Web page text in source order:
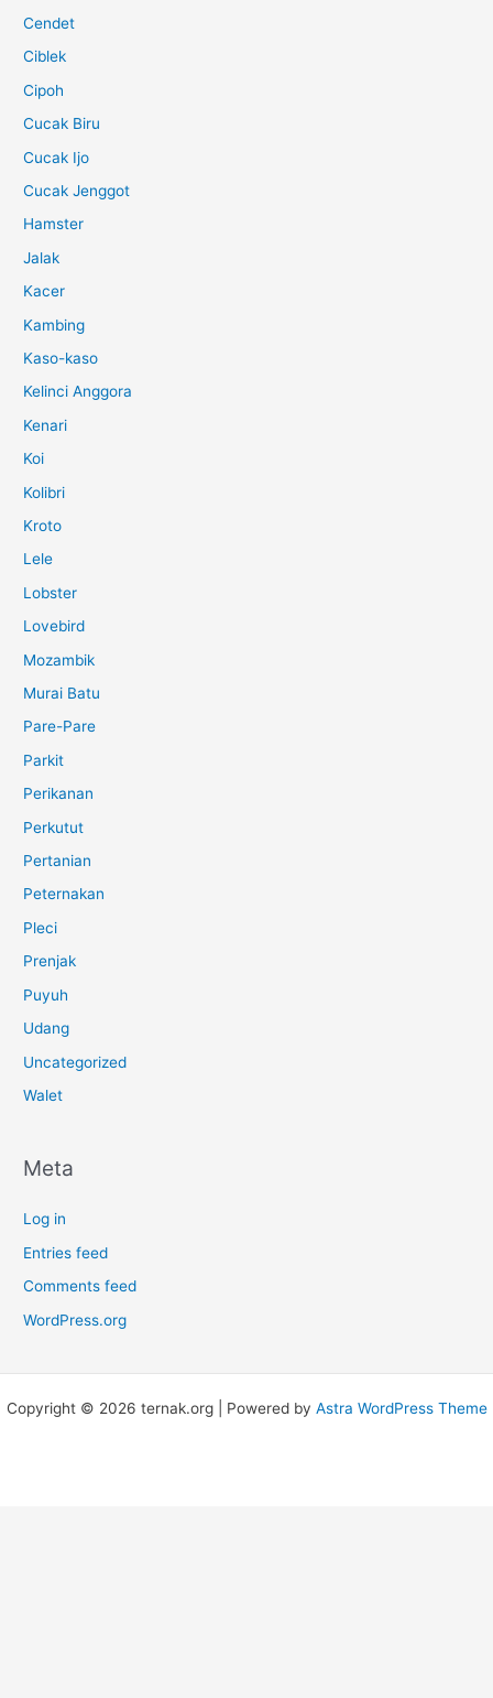
Cendet
Ciblek
Cipoh
Cucak Biru
Cucak Ijo
Cucak Jenggot
Hamster
Jalak
Kacer
Kambing
Kaso-kaso
Kelinci Anggora
Kenari
Koi
Kolibri
Kroto
Lele
Lobster
Lovebird
Mozambik
Murai Batu
Pare-Pare
Parkit
Perikanan
Perkutut
Pertanian
Peternakan
Pleci
Prenjak
Puyuh
Udang
Uncategorized
Walet
Meta
Log in
Entries feed
Comments feed
WordPress.org
Copyright © 2026 ternak.org | Powered by Astra WordPress Theme